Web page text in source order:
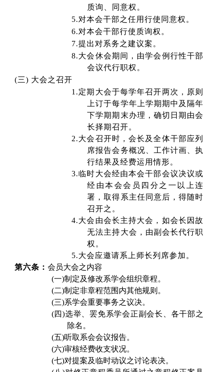
质询、同意权。
5.对本会干部之任用行使同意权。
6.对本会干部行使质询权。
7.提出对系务之建议案。
8.大会休会期间，由学会例行性干部
会议代行职权。
(三) 大会之召开
1.定期大会于每学年召开两次，原则
上订于每学年上学期期中及隔年
下学期期末办理，确切日期由会
长择期召开。
2.大会召开时，会长及全体干部应列
席报告会务概况、工作计画、执
行结果及经费运用情形。
3.临时大会经由本会干部会议决议或
经由本会会员四分之一以上连
署，取得系主任同意后，得随时
召开之。
4.大会由会长主持大会，如会长因故
无法主持大会，由副会长代行职
权。
5.大会应邀请系上师长列席参加。
第六条： 会员大会之内容
(一)制定及修改系学会组织章程。
(二)制定非章程范围内其他规则。
(三)系学会重要事务之议决。
(四)选举、罢免系学会正副会长、各干部之
除名。
(五)听取系会会议报告。
(六)审核经费收支状况。
(七)对提案及临时动议之讨论表决。